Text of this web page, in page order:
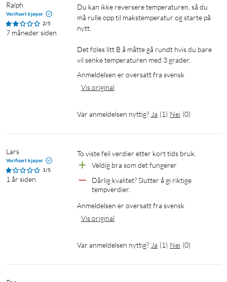
Ralph
Verifisert kjøper
2/5
7 måneder siden
Du kan ikke reversere temperaturen, så du
må rulle opp til makstemperatur og starte på
nytt.
Det føles litt B å måtte gå rundt hvis du bare
vil senke temperaturen med 3 grader.
Anmeldelsen er oversatt fra svensk
Vis original
Var anmeldelsen nyttig? Ja (1) Nei (0)
Lars
Verifisert kjøper
1/5
1 år siden
To viste feil verdier etter kort tids bruk.
Veldig bra som det fungerer
Dårlig kvalitet? Slutter å gi riktige
tempverdier.
Anmeldelsen er oversatt fra svensk
Vis original
Var anmeldelsen nyttig? Ja (1) Nei (0)